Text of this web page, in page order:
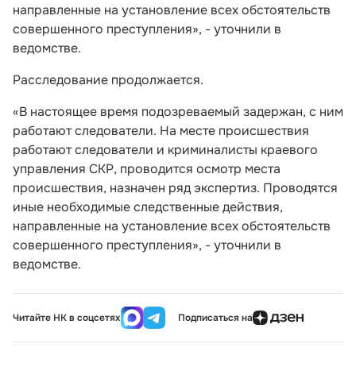
направленные на установление всех обстоятельств
совершенного преступления», - уточнили в
ведомстве.
Расследование продолжается.
«В настоящее время подозреваемый задержан, с ним
работают следователи. На месте происшествия
работают следователи и криминалисты краевого
управления СКР, проводится осмотр места
происшествия, назначен ряд экспертиз. Проводятся
иные необходимые следственные действия,
направленные на установление всех обстоятельств
совершенного преступления», - уточнили в
ведомстве.
Читайте НК в соцсетях Подписаться на